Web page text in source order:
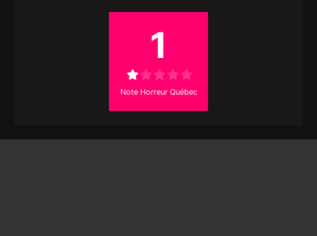
1
Note Horreur Québec